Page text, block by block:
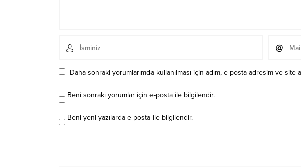
Daha sonraki yorumlarımda kullanılması için adım, e-posta adresim ve site
Beni sonraki yorumlar için e-posta ile bilgilendir.
Beni yeni yazılarda e-posta ile bilgilendir.